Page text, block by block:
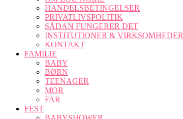
HANDELSBETINGELSER
PRIVATLIVSPOLITIK
SÅDAN FUNGERER DET
INSTITUTIONER & VIRKSOMHEDER
KONTAKT
FAMILIE
BABY
BØRN
TEENAGER
MOR
FAR
FEST